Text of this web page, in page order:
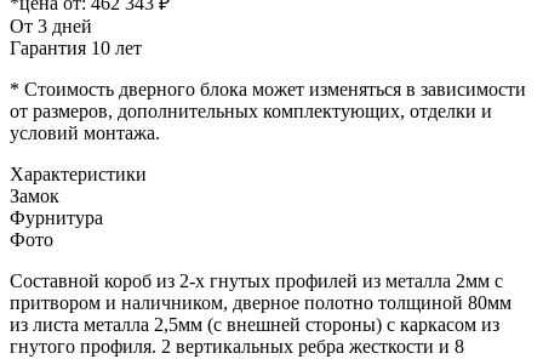
От 3 дней
Гарантия 10 лет
* Стоимость дверного блока может изменяться в зависимости
от размеров, дополнительных комплектующих, отделки и
условий монтажа.
Характеристики
Замок
Фурнитура
Фото
Составной короб из 2-х гнутых профилей из металла 2мм с
притвором и наличником, дверное полотно толщиной 80мм
из листа металла 2,5мм (с внешней стороны) c каркасом из
гнутого профиля. 2 вертикальных ребра жесткости и 8